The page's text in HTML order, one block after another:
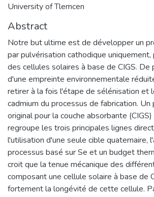
University of Tlemcen
Abstract
Notre but ultime est de développer un
par pulvérisation cathodique uniquement,
des cellules solaires à base de CIGS. De
d'une empreinte environnementale
retirer à la fois l'étape de sélénisation et
cadmium du processus de fabrication.
original pour la couche absorbante
regroupe les trois principales lignes
l'utilisation d'une seule cible quaternaire,
processus basé sur Se et un budget
croit que la tenue mécanique des
composant une cellule solaire à base de
fortement la longévité de cette cellule.